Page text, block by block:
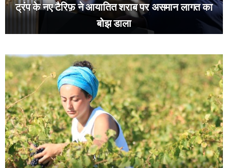
ट्रंप के नए टैरिफ़ ने आयातित शराब पर असमान लागत का
बोझ डाला